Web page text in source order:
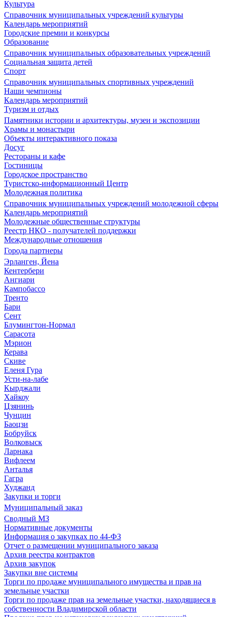
Культура
Справочник муниципальных учреждений культуры
Календарь мероприятий
Городские премии и конкурсы
Образование
Справочник муниципальных образовательных учреждений
Социальная защита детей
Спорт
Справочник муниципальных спортивных учреждений
Наши чемпионы
Календарь мероприятий
Туризм и отдых
Памятники истории и архитектуры, музеи и экспозиции
Храмы и монастыри
Объекты интерактивного показа
Досуг
Рестораны и кафе
Гостиницы
Городское пространство
Туристско-информационный Центр
Молодежная политика
Справочник муниципальных учреждений молодежной сферы
Календарь мероприятий
Молодежные общественные структуры
Реестр НКО - получателей поддержки
Международные отношения
Города партнеры
Эрланген, Йена
Кентербери
Ангиари
Кампобассо
Тренто
Бари
Сент
Блумингтон-Нормал
Сарасота
Мэрион
Керава
Скиве
Еленя Гура
Усти-на-лабе
Кырджали
Хайкоу
Цзянинь
Чунцин
Баоцзи
Бобруйск
Волковыск
Ларнака
Вифлеем
Анталья
Гагра
Худжанд
Закупки и торги
Муниципальный заказ
Сводный МЗ
Нормативные документы
Информация о закупках по 44-ФЗ
Отчет о размещении муниципального заказа
Архив реестра контрактов
Архив закупок
Закупки вне системы
Торги по продаже муниципального имущества и прав на
земельные участки
Торги по продаже прав на земельные участки, находящиеся в
собственности Владимирской области